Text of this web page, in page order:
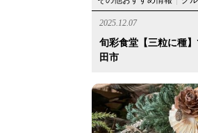
2025.12.07
旬彩食堂【三粒に種
田市